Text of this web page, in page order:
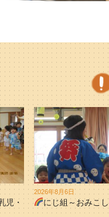
・
2026年8月6日
にじ組～おみこし